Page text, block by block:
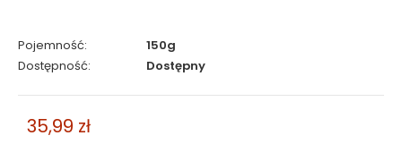
Pojemność:
150g
Dostępność:
Dostępny
35,99 zł